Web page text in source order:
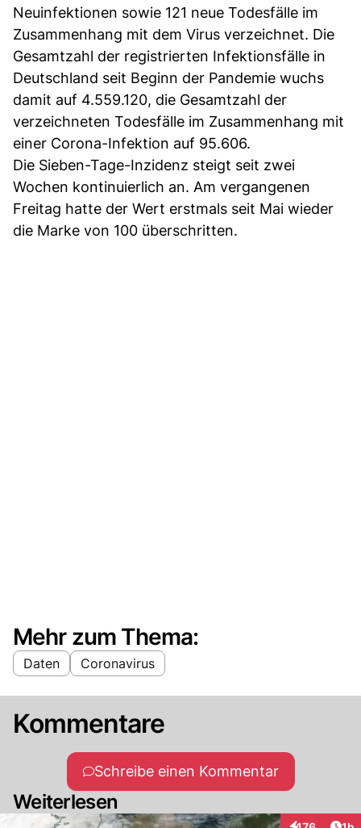
Neuinfektionen sowie 121 neue Todesfälle im
Zusammenhang mit dem Virus verzeichnet. Die
Gesamtzahl der registrierten Infektionsfälle in
Deutschland seit Beginn der Pandemie wuchs
damit auf 4.559.120, die Gesamtzahl der
verzeichneten Todesfälle im Zusammenhang mit
einer Corona-Infektion auf 95.606.
Die Sieben-Tage-Inzidenz steigt seit zwei
Wochen kontinuierlich an. Am vergangenen
Freitag hatte der Wert erstmals seit Mai wieder
die Marke von 100 überschritten.
Mehr zum Thema:
Daten Coronavirus
Kommentare
Schreibe einen Kommentar
Weiterlesen